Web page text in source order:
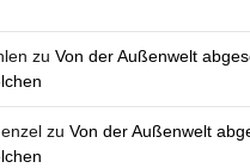
zu Von der Außenwelt
zu Von der Außenwelt